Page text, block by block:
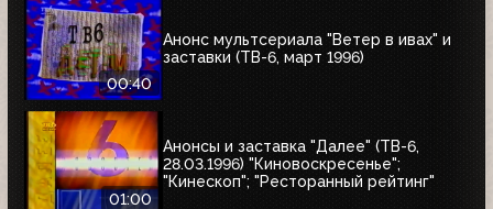
00:40
Анонс мультсериала "Ветер в ивах" и
заставки (ТВ-6, март 1996)
01:00
Анонсы и заставка "Далее" (ТВ-6,
28.03.1996) "Киновоскресенье";
"Кинескоп"; "Ресторанный рейтинг"